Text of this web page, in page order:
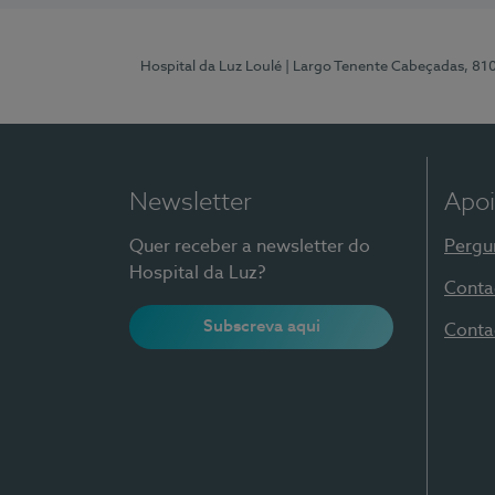
Hospital da Luz Loulé | Largo Tenente Cabeçadas,
Newsletter
Quer receber a newsletter do
Hospital da Luz?
Subscreva aqui